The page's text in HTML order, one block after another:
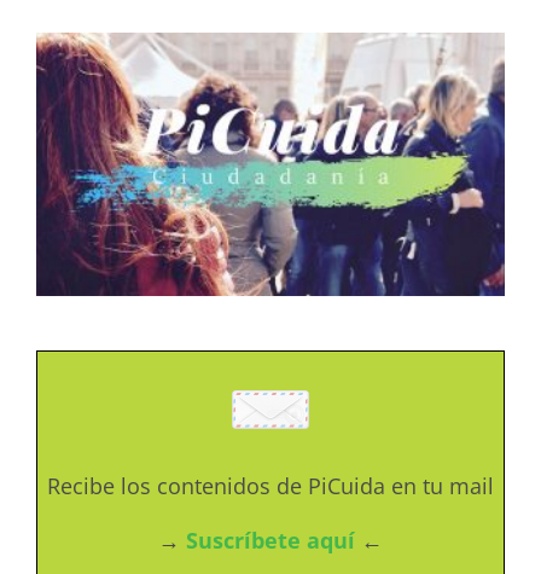
Recibe los contenidos de PiCuida en tu mail
→ Suscríbete aquí ←